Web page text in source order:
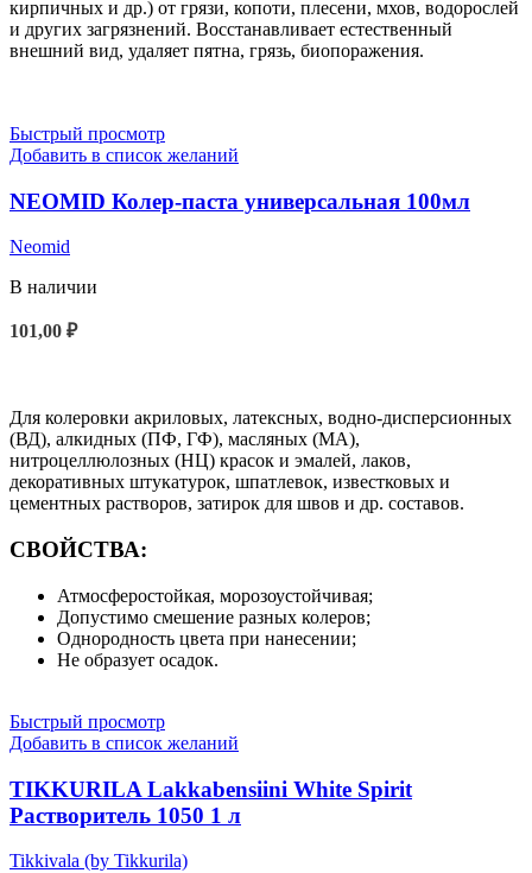
кирпичных и др.) от грязи, копоти, плесени, мхов, водорослей
и других загрязнений. Восстанавливает естественный
внешний вид, удаляет пятна, грязь, биопоражения.
Быстрый просмотр
Добавить в список желаний
NEOMID Колер-паста универсальная 100мл
Neomid
В наличии
101,00 ₽
Для колеровки акриловых, латексных, водно-дисперсионных
(ВД), алкидных (ПФ, ГФ), масляных (МА),
нитроцеллюлозных (НЦ) красок и эмалей, лаков,
декоративных штукатурок, шпатлевок, известковых и
цементных растворов, затирок для швов и др. составов.
СВОЙСТВА:
Атмосферостойкая, морозоустойчивая;
Допустимо смешение разных колеров;
Однородность цвета при нанесении;
Не образует осадок.
Быстрый просмотр
Добавить в список желаний
TIKKURILA Lakkabensiini White Spirit
Растворитель 1050 1 л
Tikkivala (by Tikkurila)